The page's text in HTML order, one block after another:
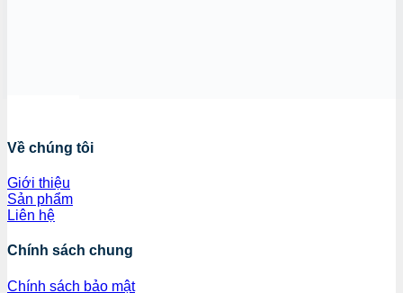
Về chúng tôi
Giới thiệu
Sản phẩm
Liên hệ
Chính sách chung
Chính sách bảo mật